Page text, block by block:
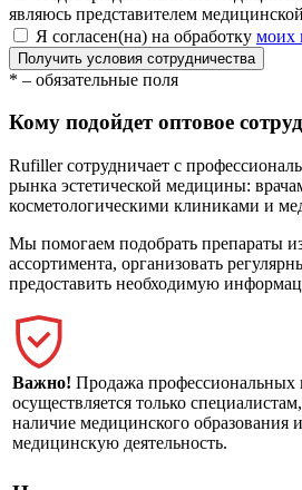
являюсь представителем
Я согласен(на) на обработку моих
Получить условия сотрудничества
* – обязательные поля
Кому подойдет оптовое
Rufiller сотрудничает с
рынка эстетической медицины:
косметологическими клиниками и
Мы помогаем подобрать препараты
ассортимента, организовать
предоставить необходимую
Важно! Продажа профессиональных
осуществляется только
наличие медицинского образования
медицинскую деятельность.